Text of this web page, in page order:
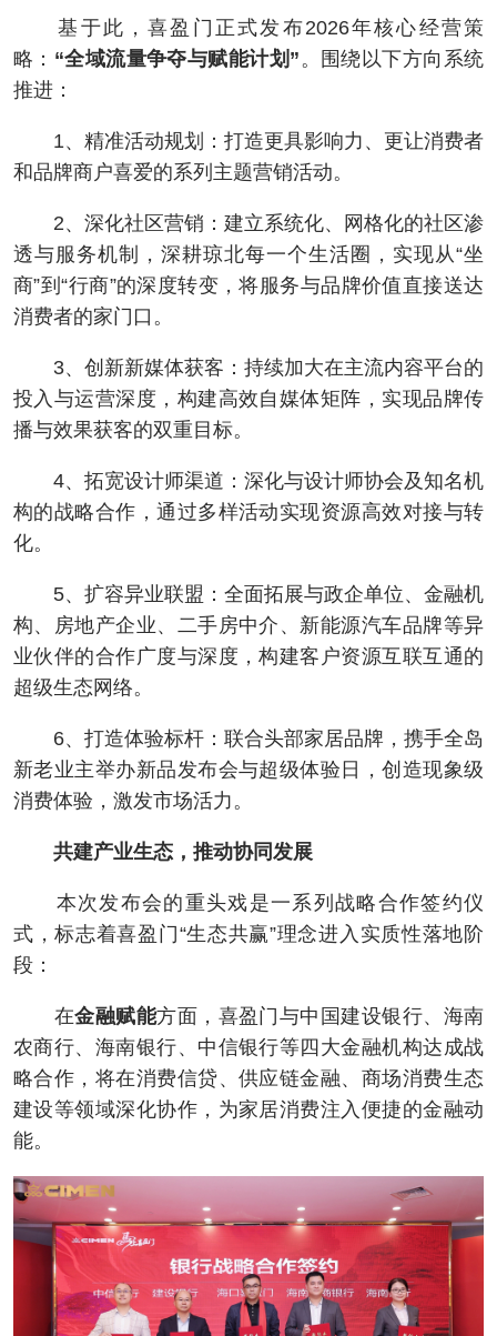
基于此，喜盈门正式发布2026年核心经营策
略： “全域流量争夺与赋能计划” 。围绕以下方向系统
推进：
1、精准活动规划：打造更具影响力、更让消费者
和品牌商户喜爱的系列主题营销活动。
2、深化社区营销：建立系统化、网格化的社区渗
透与服务机制，深耕琼北每一个生活圈，实现从“坐
商”到“行商”的深度转变，将服务与品牌价值直接送达
消费者的家门口。
3、创新新媒体获客：持续加大在主流内容平台的
投入与运营深度，构建高效自媒体矩阵，实现品牌传
播与效果获客的双重目标。
4、拓宽设计师渠道：深化与设计师协会及知名机
构的战略合作，通过多样活动实现资源高效对接与转
化。
5、扩容异业联盟：全面拓展与政企单位、金融机
构、房地产企业、二手房中介、新能源汽车品牌等异
业伙伴的合作广度与深度，构建客户资源互联互通的
超级生态网络。
6、打造体验标杆：联合头部家居品牌，携手全岛
新老业主举办新品发布会与超级体验日，创造现象级
消费体验，激发市场活力。
共建产业生态，推动协同发展
本次发布会的重头戏是一系列战略合作签约仪
式，标志着喜盈门“生态共赢”理念进入实质性落地阶
段：
在金融赋能方面，喜盈门与中国建设银行、海南
农商行、海南银行、中信银行等四大金融机构达成战
略合作，将在消费信贷、供应链金融、商场消费生态
建设等领域深化协作，为家居消费注入便捷的金融动
能。